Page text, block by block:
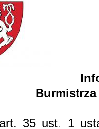
Burmistrza
35 ust. 1